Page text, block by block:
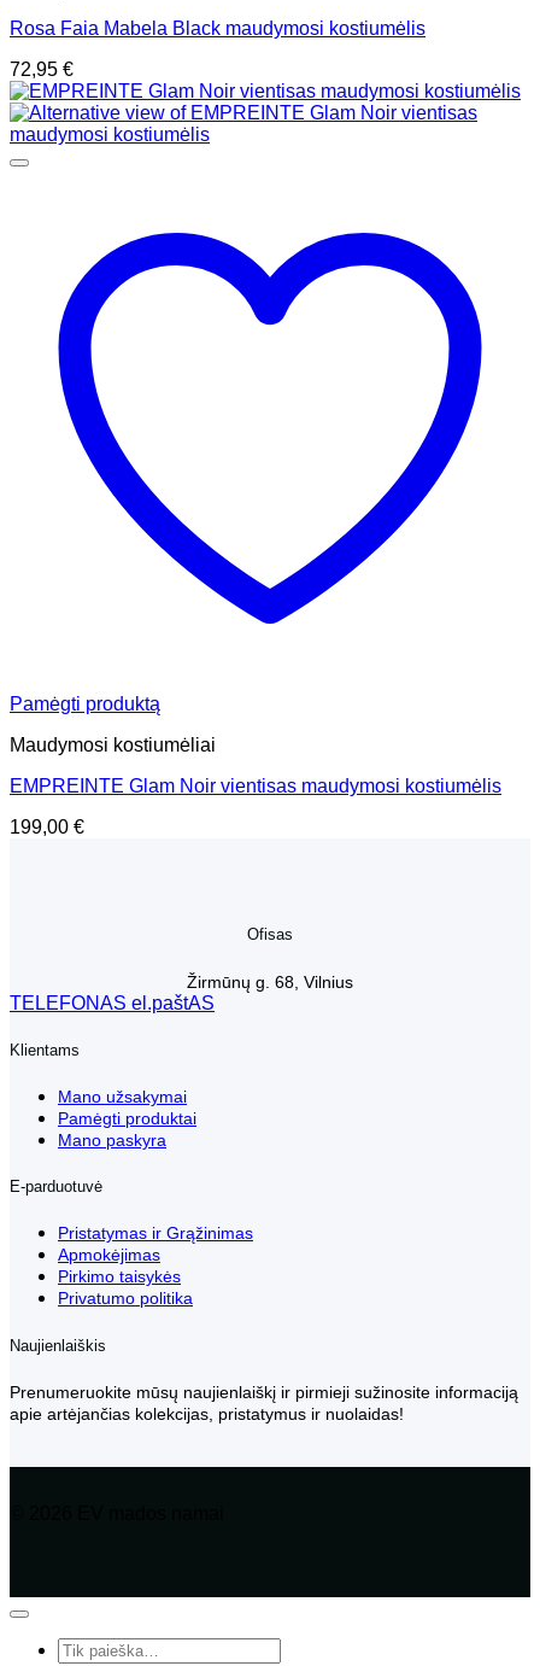
Rosa Faia Mabela Black maudymosi kostiumėlis
72,95 €
Pamėgti produktą
Maudymosi kostiumėliai
EMPREINTE Glam Noir vientisas maudymosi kostiumėlis
199,00 €
Ofisas
Žirmūnų g. 68, Vilnius
TELEFONAS el.paštAS
Klientams
Mano užsakymai
Pamėgti produktai
Mano paskyra
E-parduotuvė
Pristatymas ir Grąžinimas
Apmokėjimas
Pirkimo taisykės
Privatumo politika
Naujienlaiškis
Prenumeruokite mūsų naujienlaiškį ir pirmieji sužinosite informaciją
apie artėjančias kolekcijas, pristatymus ir nuolaidas!
Ieškoti: